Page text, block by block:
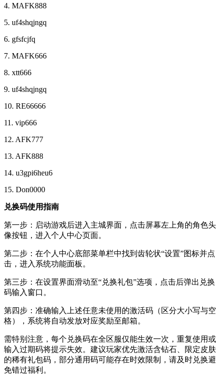
4. MAFK888
5. uf4shqjngq
6. gfsfcjfq
7. MAFK666
8. xtt666
9. uf4shqjngq
10. RE66666
11. vip666
12. AFK777
13. AFK888
14. u3gpi6heu6
15. Don0000
兑换码使用指南
第一步：启动游戏后进入主城界面，点击屏幕左上角的角色头
像按钮，进入个人中心页面。
第二步：在个人中心底部菜单栏中找到齿轮状“设置”图标并点
击，进入系统功能面板。
第三步：在设置界面滑动至“兑换礼包”选项，点击后弹出兑换
码输入窗口。
第四步：准确输入上述任意未使用的激活码（区分大小写与空
格），系统将自动发放对应奖励至邮箱。
需特别注意，每个兑换码在全区服仅能生效一次，重复使用或
输入过期码将提示失效。建议玩家优先激活含钻石、限定皮肤
的稀有礼包码，部分通用码可能存在时效限制，请及时兑换避
免错过福利。